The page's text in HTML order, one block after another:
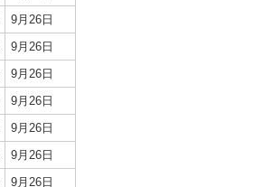
9月26日
9月26日
9月26日
9月26日
9月26日
9月26日
9月26日